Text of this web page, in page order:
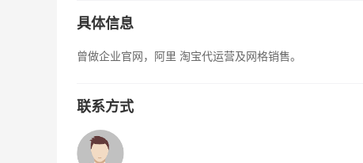
具体信息
曾做企业官网，阿里 淘宝代运营及网格销售。
联系方式